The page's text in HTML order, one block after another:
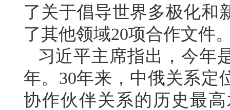
了关于倡导世界多极化和
了其他领域20项合作文件
习近平主席指出，今年
年。30年来，中俄关系定
协作伙伴关系的历史最